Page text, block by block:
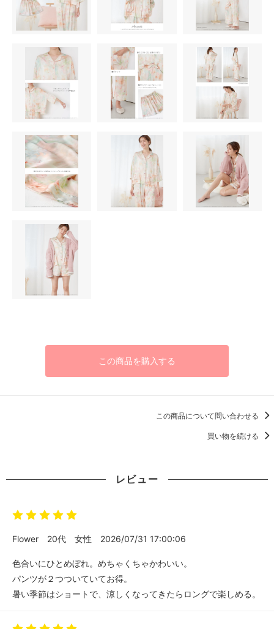
この商品を購入する
この商品について問い合わせる
買い物を続ける
レビュー
Flower 20代 女性 2026/07/31 17:00:06
色合いにひとめぼれ。めちゃくちゃかわいい。
パンツが２つついていてお得。
暑い季節はショートで、涼しくなってきたらロングで楽しめる。